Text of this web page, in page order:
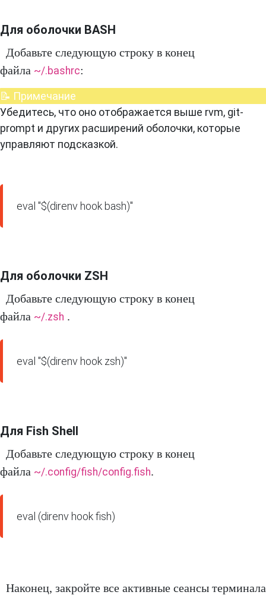
Для оболочки BASH
Добавьте следующую строку в конец
файла ~/.bashrc:
📝 Примечание
Убедитесь, что оно отображается выше rvm, git-
prompt и других расширений оболочки, которые
управляют подсказкой.
eval "$(direnv hook bash)"
Для оболочки ZSH
Добавьте следующую строку в конец
файла ~/.zsh .
eval "$(direnv hook zsh)"
Для Fish Shell
Добавьте следующую строку в конец
файла ~/.config/fish/config.fish.
eval (direnv hook fish)
Наконец, закройте все активные сеансы терминала